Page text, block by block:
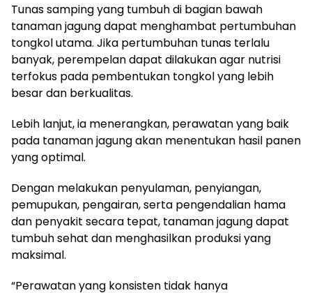
Tunas samping yang tumbuh di bagian bawah
tanaman jagung dapat menghambat pertumbuhan
tongkol utama. Jika pertumbuhan tunas terlalu
banyak, perempelan dapat dilakukan agar nutrisi
terfokus pada pembentukan tongkol yang lebih
besar dan berkualitas.
Lebih lanjut, ia menerangkan, perawatan yang baik
pada tanaman jagung akan menentukan hasil panen
yang optimal.
Dengan melakukan penyulaman, penyiangan,
pemupukan, pengairan, serta pengendalian hama
dan penyakit secara tepat, tanaman jagung dapat
tumbuh sehat dan menghasilkan produksi yang
maksimal.
“Perawatan yang konsisten tidak hanya